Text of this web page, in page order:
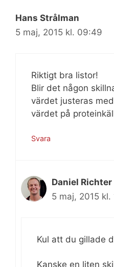
Hans Strålman
5 maj, 2015 kl. 09:49
Riktigt bra listor!
Blir det någon
värdet justeras
värdet på
Svara
Daniel Richter
5 maj, 2015 kl.
Kul att du gillade
Kanske en liten